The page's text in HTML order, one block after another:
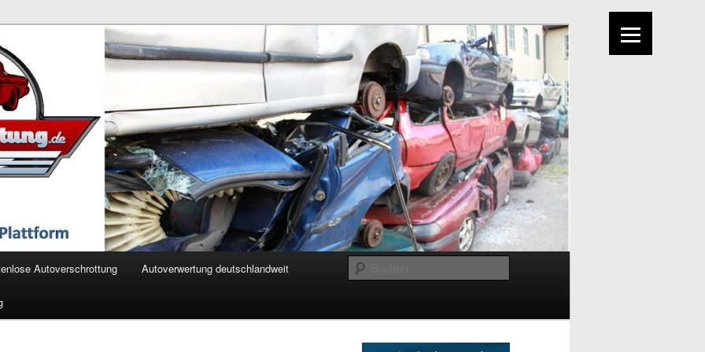
Autoverschrottung Autoverwertung deutschlandweit